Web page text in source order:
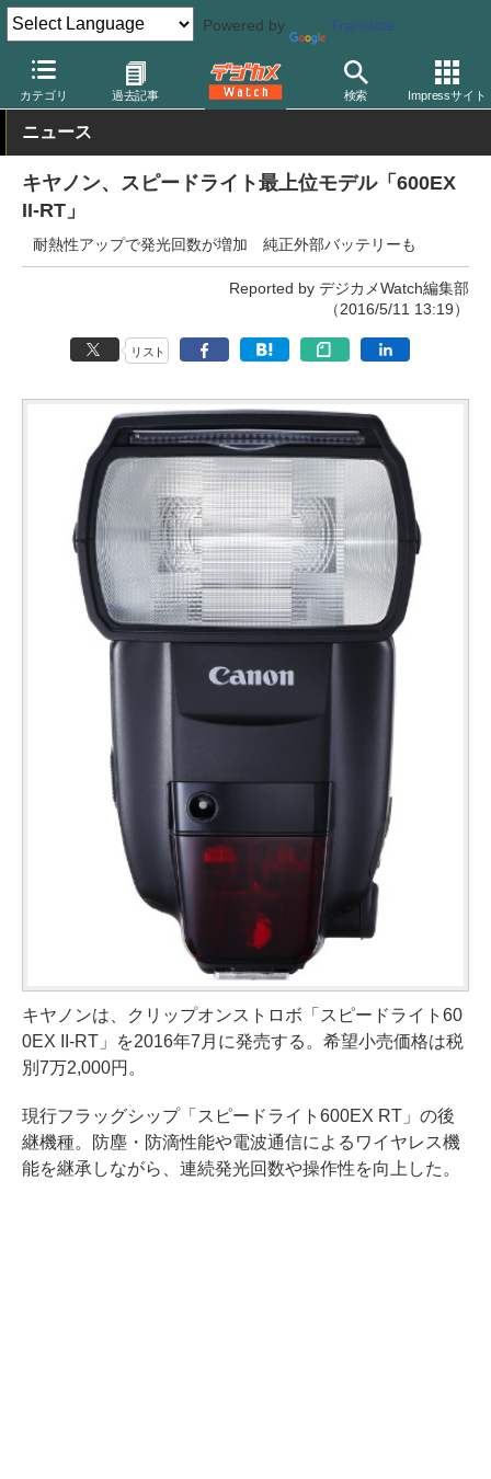
Powered by Translate
カテゴリ 過去記事 検索 Impressサイト
デジカメ Watch 撮影用品 ストロボ（フラッシュ） キヤノン
ニュース
キヤノン、スピードライト最上位モデル「600EX
II-RT」
耐熱性アップで発光回数が増加 純正外部バッテリーも
Reported by デジカメWatch編集部
（2016/5/11 13:19）
リスト
キヤノンは、クリップオンストロボ「スピードライト60
0EX II-RT」を2016年7月に発売する。希望小売価格は税
別7万2,000円。
現行フラッグシップ「スピードライト600EX RT」の後
継機種。防塵・防滴性能や電波通信によるワイヤレス機
能を継承しながら、連続発光回数や操作性を向上した。